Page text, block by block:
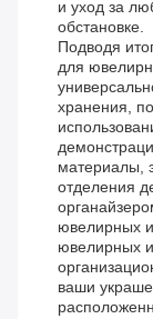
и уход за
обстановке.
Подводя
для
хранения,
материалы,
отделения
ювелирных
ювелирных
ваши